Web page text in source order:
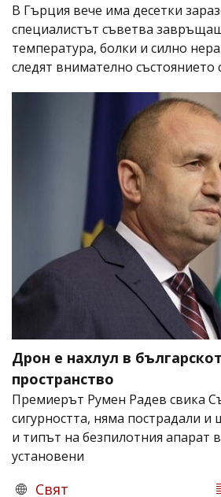
В Гърция вече има десетки
специалистът съветва
температура, болки и силно
следят внимателно състоянието
Дрон е нахлул в
пространство
Премиерът Румен Радев свика
сигурността, няма пострадали
и типът на безпилотния апарат
установени
Свят